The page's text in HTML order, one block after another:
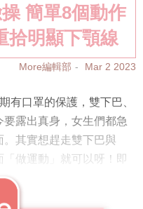
簡單8個動作
拾明顯下顎線
More編輯部 Mar 2 2023
有口罩的保護，雙下巴、
露出真身，女生們都急
其實想趕走雙下巴與
「做運動」就可以呀！即
做8分鐘瘦臉操，簡